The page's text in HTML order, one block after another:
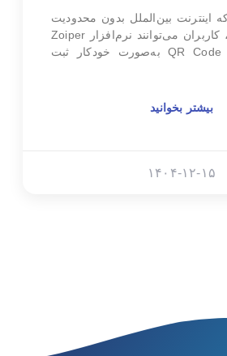
اینترنت بین‌الملل بدون محدودیت
در دسترس است، کاربران می‌توانند نرم‌افزار Zoiper
را تنها با اسکن QR Code به‌صورت خودکار ثبت
بیشتر بخوانید
۱۴۰۴-۱۲-۱۵